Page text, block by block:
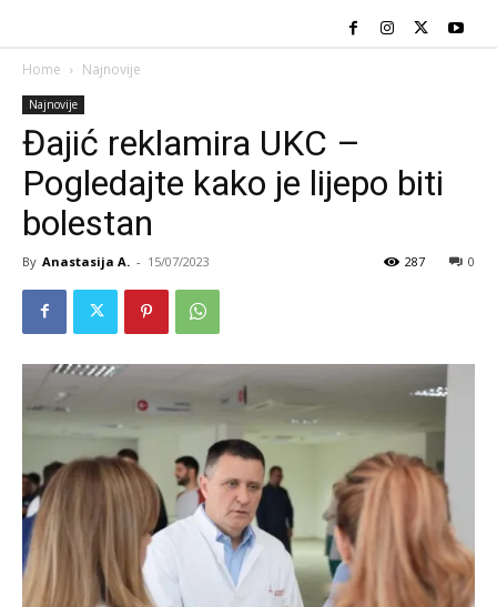
Home Najnovije
Najnovije
Đajić reklamira UKC –
Pogledajte kako je lijepo biti
bolestan
By Anastasija A. - 15/07/2023 0
287